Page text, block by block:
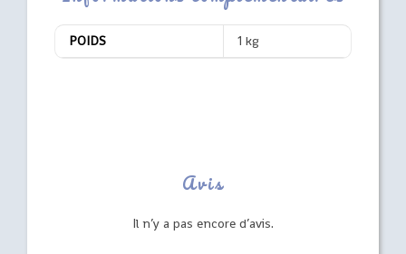
POIDS 1 kg
Avis
Il n’y a pas encore d’avis.